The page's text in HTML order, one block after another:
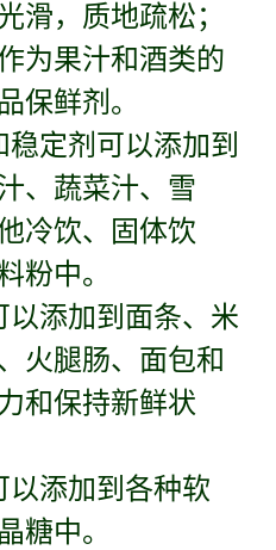
滑，质地疏松；
为果汁和酒类的
保鲜剂。
定剂可以添加到
、蔬菜汁、雪
冷饮、固体饮
粉中。
以添加到面条、米
火腿肠、面包和
和保持新鲜状
以添加到各种软
糖中。